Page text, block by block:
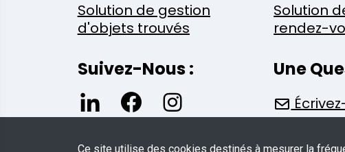
Solution de gestion
d'objets trouvés
Solution
rendez-
Suivez-Nous : Une
Ce site utilise des cookies destinés à mesurer la